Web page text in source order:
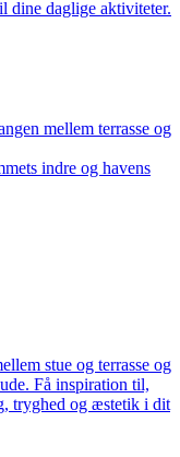
dine daglige aktiviteter.
mellem terrasse og
indre og havens
stue og terrasse og
Få inspiration til,
tryghed og æstetik i dit